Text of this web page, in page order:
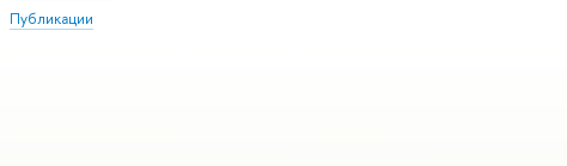
Публикации